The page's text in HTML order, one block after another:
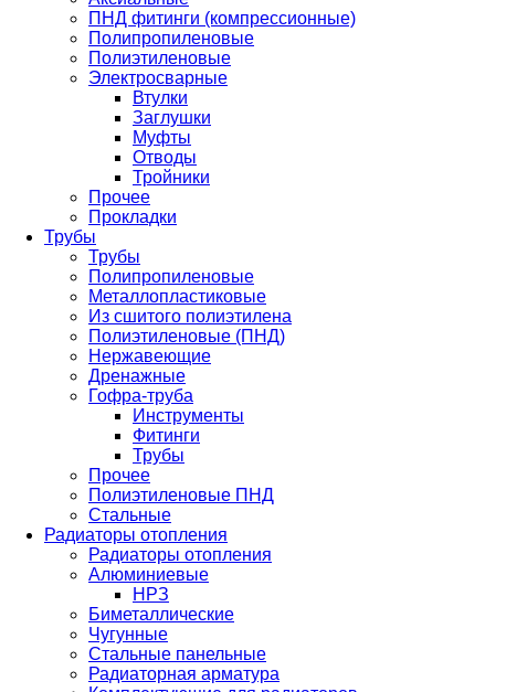
ПНД фитинги (компрессионные)
Полипропиленовые
Полиэтиленовые
Электросварные
Втулки
Заглушки
Муфты
Отводы
Тройники
Прочее
Прокладки
Трубы
Трубы
Полипропиленовые
Металлопластиковые
Из сшитого полиэтилена
Полиэтиленовые (ПНД)
Нержавеющие
Дренажные
Гофра-труба
Инструменты
Фитинги
Трубы
Прочее
Полиэтиленовые ПНД
Стальные
Радиаторы отопления
Радиаторы отопления
Алюминиевые
НРЗ
Биметаллические
Чугунные
Стальные панельные
Радиаторная арматура